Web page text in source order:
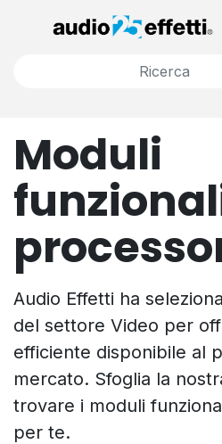
Moduli
Audio Effetti ha
del settore Video per
efficiente disponibile al
mercato. Sfoglia la
trovare i moduli
per te.